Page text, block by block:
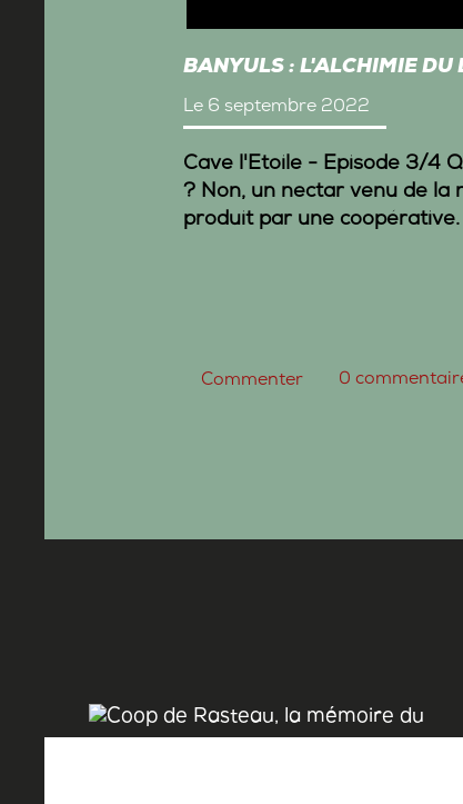
BANYULS : L'ALCHIMIE DU
Le 6 septembre 2022
Cave l'Etoile - Episode 3/4
? Non, un nectar venu de la
produit par une coopérative.
0
Commenter